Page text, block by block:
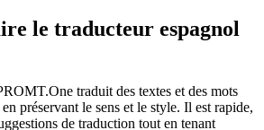
le traducteur espagnol
traduit des textes et des mots
préservant le sens et le style. Il est rapide,
de traduction tout en tenant